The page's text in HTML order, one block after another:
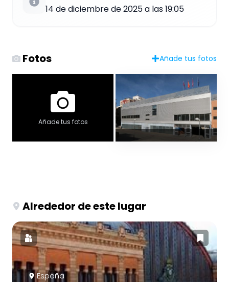
14 de diciembre de 2025 a las 19:05
Fotos Añade tus fotos
Añade tus fotos
Alrededor de este lugar
España